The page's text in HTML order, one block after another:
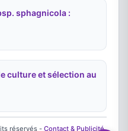
sphagnicola :
culture et sélection au
réservés - Contact & Publicité